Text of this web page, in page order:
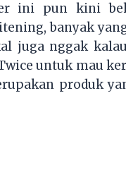
ini pun kini
banyak
juga nggak
untuk mau
produk